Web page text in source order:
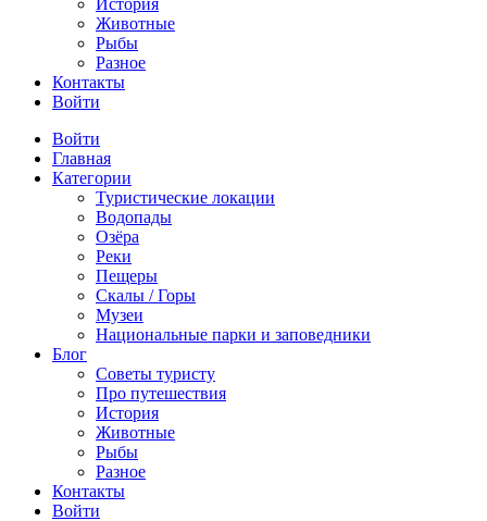
История
Животные
Рыбы
Разное
Контакты
Войти
Войти
Главная
Категории
Туристические локации
Водопады
Озёра
Реки
Пещеры
Скалы / Горы
Музеи
Национальные парки и заповедники
Блог
Советы туристу
Про путешествия
История
Животные
Рыбы
Разное
Контакты
Войти